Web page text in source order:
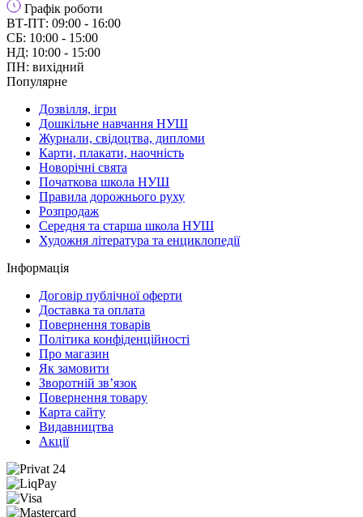
Графік роботи
ВТ-ПТ: 09:00 - 16:00
СБ: 10:00 - 15:00
НД: 10:00 - 15:00
ПН: вихідний
Популярне
Дозвілля, ігри
Дошкільне навчання НУШ
Журнали, свідоцтва, дипломи
Карти, плакати, наочність
Новорічні свята
Початкова школа НУШ
Правила дорожнього руху
Розпродаж
Середня та старша школа НУШ
Художня література та енциклопедії
Інформація
Договір публічної оферти
Доставка та оплата
Повернення товарів
Політика конфіденційності
Про магазин
Як замовити
Зворотній зв’язок
Повернення товару
Карта сайту
Видавництва
Акції